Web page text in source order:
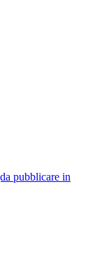
pubblicare in